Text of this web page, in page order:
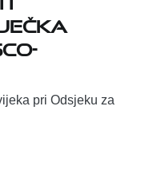
pri Odsjeku za